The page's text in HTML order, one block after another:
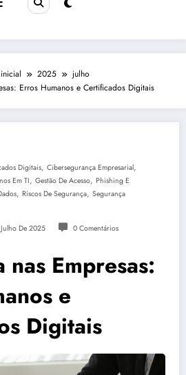
2025
julho
Erros Humanos e Certificados Digitais
Digitais, Cibersegurança Empresarial,
Em TI, Gestão De Acesso, Phishing E
, Riscos De Segurança, Segurança
De 2025 0 Comentários
nas Empresas:
e
Digitais